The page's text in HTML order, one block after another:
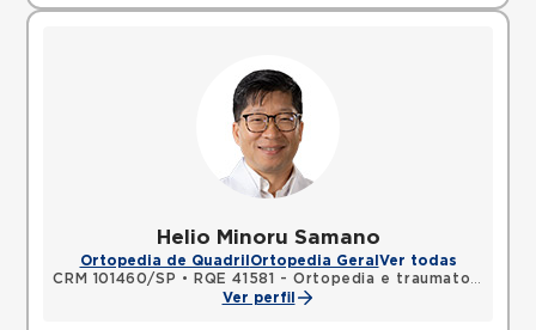
Helio Minoru Samano
Ortopedia de Quadril Ortopedia Geral Ver todas
CRM 101460/SP •
RQE 41581 - Ortopedia e traumatologia
Ver perfil